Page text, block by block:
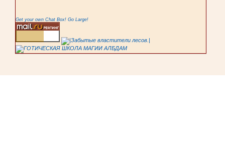
Get your own Chat Box! Go Large!